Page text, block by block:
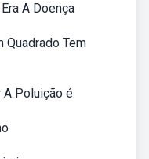
A Doença
Quadrado Tem
A Poluição é